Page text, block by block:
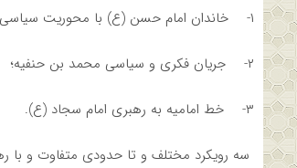
۱- خاندان امام حسن (ع) با محوریت سیاسی؛
۲- جریان فکری و سیاسی محمد بن حنفیه؛
۳- خط امامیه به رهبری امام سجاد (ع).
سه رویکرد مختلف و تا حدودی متفاوت و با